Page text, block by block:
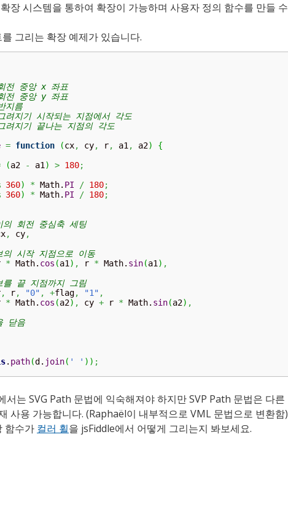
장 시스템을 통하여 확장이 가능하며 사용자 정의 함수를 만들 수
그리는 확장 예제가 있습니다.
전 중앙 x 좌표
전 중앙 y 좌표
름
지기 시작되는 지점에서 각도
지기 끝나는 지점의 각도
= function (cx, cy, r, a1, a2)
{
(a2 - a1) > 180;
360) * Math. PI / 180;
360) * Math. PI / 180;
회전 중심축 세팅
, cy,
시작 지점으로 이동
* Math. cos (a1) , r * Math. sin(a1) ,
끝 지점까지 그림
, r, "0" , +flag, "1" ,
* Math. cos (a2) , cy + r * Math. sin(a2) ,
닫음
. path(d. join( ' ' ) ) ;
서는 SVG Path 문법에 익숙해져야 하지만 SVP Path 문법은 다른
사용 가능합니다. (Raphaël이 내부적으로 VML 문법으로 변환함)
함수가 컬러 휠을 jsFiddle에서 어떻게 그리는지 봐보세요.